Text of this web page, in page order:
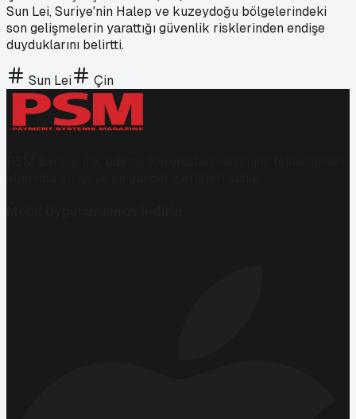
Sun Lei, Suriye'nin Halep ve kuzeydoğu bölgelerindeki
son gelişmelerin yarattığı güvenlik risklerinden endişe
duyduklarını belirtti.
Sun Lei Çin